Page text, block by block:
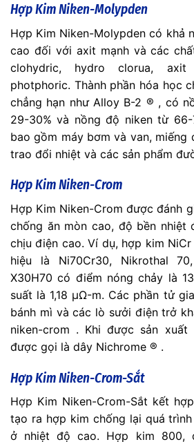
Hợp Kim Niken-Molypden
Hợp Kim Niken-Molypden có khả
cao đối với axit mạnh và các
clohydric, hydro clorua,
photphoric. Thành phần hóa học
chẳng hạn như Alloy B-2 ® , có
29-30% và nồng độ niken từ 66-
bao gồm máy bơm và van, miếng
trao đổi nhiệt và các sản phẩm
Hợp Kim Niken-Crom
Hợp Kim Niken-Crom được đánh
chống ăn mòn cao, độ bền nhiệt
chịu điện cao. Ví dụ, hợp kim
hiệu là Ni70Cr30, Nikrothal
X30H70 có điểm nóng chảy là
suất là 1,18 μΩ-m. Các phần tử
bánh mì và các lò sưởi điện trở
niken-crom . Khi được sản xuất
được gọi là dây Nichrome ® .
Hợp Kim Niken-Crom-Sắt
Hợp Kim Niken-Crom-Sắt kết
tạo ra hợp kim chống lại quá
ở nhiệt độ cao. Hợp kim 800,